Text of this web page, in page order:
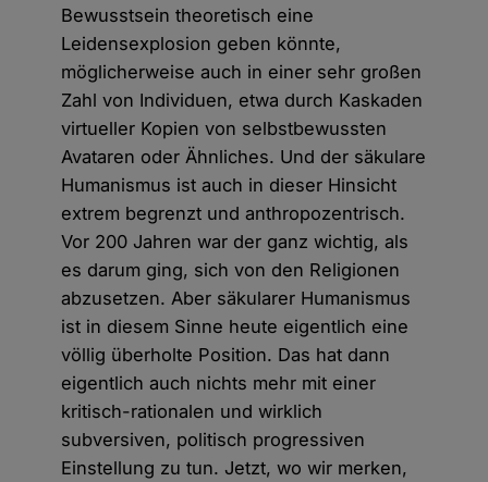
Bewusstsein theoretisch eine
Leidensexplosion geben könnte,
möglicherweise auch in einer sehr großen
Zahl von Individuen, etwa durch Kaskaden
virtueller Kopien von selbstbewussten
Avataren oder Ähnliches. Und der säkulare
Humanismus ist auch in dieser Hinsicht
extrem begrenzt und anthropozentrisch.
Vor 200 Jahren war der ganz wichtig, als
es darum ging, sich von den Religionen
abzusetzen. Aber säkularer Humanismus
ist in diesem Sinne heute eigentlich eine
völlig überholte Position. Das hat dann
eigentlich auch nichts mehr mit einer
kritisch-rationalen und wirklich
subversiven, politisch progressiven
Einstellung zu tun. Jetzt, wo wir merken,